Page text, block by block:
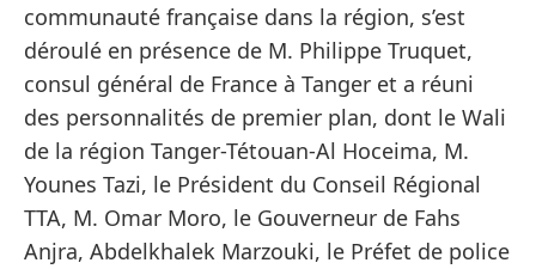
communauté française dans la région, s’est
déroulé en présence de M. Philippe Truquet,
consul général de France à Tanger et a réuni
des personnalités de premier plan, dont le Wali
de la région Tanger-Tétouan-Al Hoceima, M.
Younes Tazi, le Président du Conseil Régional
TTA, M. Omar Moro, le Gouverneur de Fahs
Anjra, Abdelkhalek Marzouki, le Préfet de police